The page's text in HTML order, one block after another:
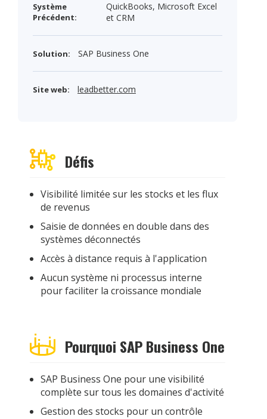
Défis
Visibilité limitée sur les stocks et les flux
de revenus
Saisie de données en double dans des
systèmes déconnectés
Accès à distance requis à l'application
Aucun système ni processus interne
pour faciliter la croissance mondiale
Pourquoi SAP Business One
SAP Business One pour une visibilité
complète sur tous les domaines d'activité
Gestion des stocks pour un contrôle
Système
Précédent:
QuickBooks, Microsoft Excel
et CRM
Solution: SAP Business One
Site web: leadbetter.com